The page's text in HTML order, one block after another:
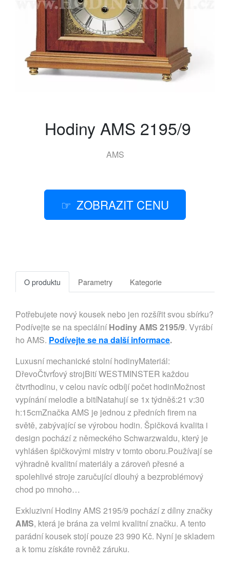
Hodiny AMS 2195/9
AMS
ZOBRAZIT CENU
O produktu Parametry Kategorie
Potřebujete nový kousek nebo jen rozšířit svou sbírku?
Podívejte se na speciálníHodiny AMS 2195/9. Vyrábí
ho AMS. Podívejte se na další informace.
Luxusní mechanické stolní hodinyMateriál:
DřevoČtvrťový strojBití WESTMINSTER každou
čtvrthodinu, v celou navíc odbíjí počet hodinMožnost
vypínání melodie a bitíNatahují se 1x týdněš:21 v:30
h:15cmZnačka AMS je jednou z předních firem na
světě, zabývající se výrobou hodin. Špičková kvalita i
design pochází z německého Schwarzwaldu, který je
vyhlášen špičkovými mistry v tomto oboru.Používají se
výhradně kvalitní materiály a zároveň přesné a
spolehlivé stroje zaručující dlouhý a bezproblémový
chod po mnoho…
Exkluzivní Hodiny AMS 2195/9 pochází z dílny značky
AMS, která je brána za velmi kvalitní značku. A tento
parádní kousek stojí pouze 23 990 Kč. Nyní je skladem
a k tomu získáte rovněž záruku.